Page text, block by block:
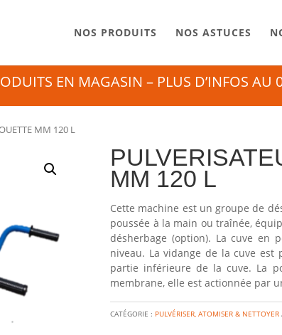
NOS PRODUITS NOS ASTUCES
EN MAGASIN – PLUS D’INFOS AU
MM 120 L
MM 120 L
Cette machine est un groupe de
poussée à la main ou traînée,
désherbage (option). La cuve en
niveau. La vidange de la cuve
partie inférieure de la cuve. La
membrane, elle est actionnée par
CATÉGORIE : PULVÉRISER, ATOMISER & NETTOYER